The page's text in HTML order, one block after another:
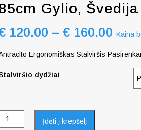
Gylio, Švedija
120.00 – € 160.00 Kaina
Ergonomiškas Stalviršis
dydžiai
Įdėti į krepšelį